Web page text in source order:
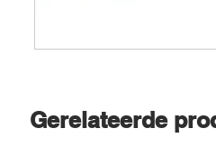
Gerelateerde